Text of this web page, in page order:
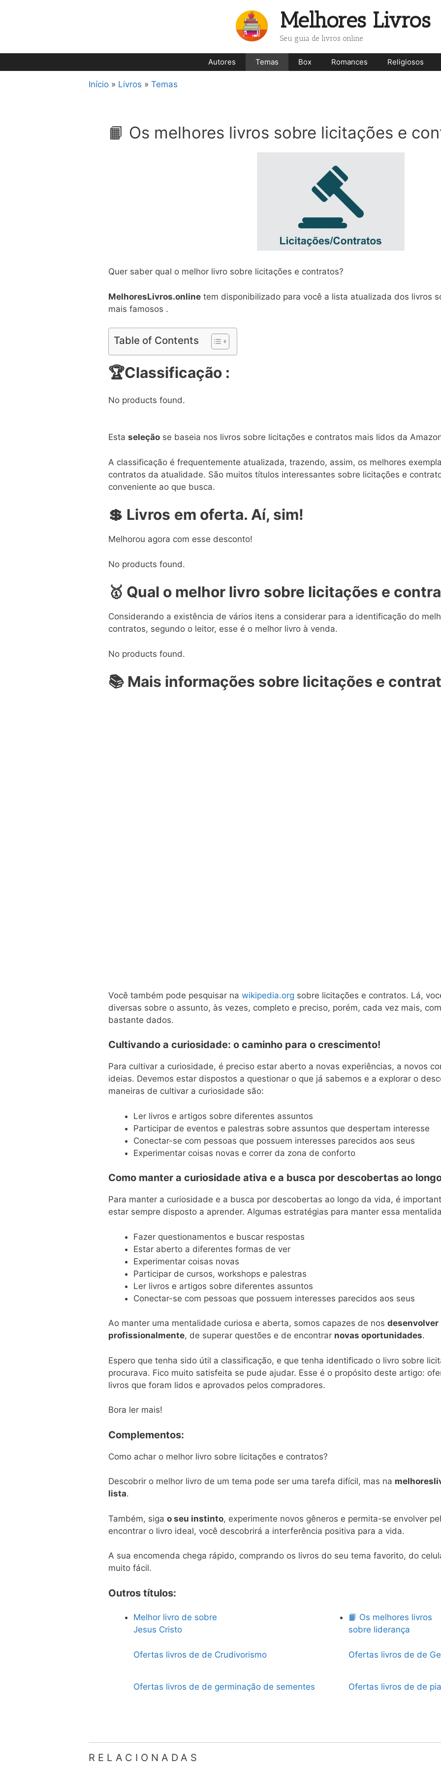
Melhores Livros
Seu guia de livros online
Autores Temas Box Romances Religiosos
Início» Livros » Temas
📙 Os melhores livros sobre licitações e
Quer saber qual o melhor livro sobre licitações e contratos?
MelhoresLivros.onlinetem disponibilizado para você a lista atualizada dos livros
mais famosos .
Table of Contents
🏆Classificação :
No products found.
Esta seleçãose baseia nos livros sobre licitações e contratos mais lidos da
A classificação é frequentemente atualizada, trazendo, assim, os melhores
contratos da atualidade. São muitos títulos interessantes sobre licitações e
conveniente ao que busca.
💲 Livros em oferta. Aí, sim!
Melhorou agora com esse desconto!
No products found.
🥇 Qual o melhor livro sobre licitações e
Considerando a existência de vários itens a considerar para a identificação do
contratos, segundo o leitor, esse é o melhor livro à venda.
No products found.
📚Mais informações sobre licitações e
Você também pode pesquisar na wikipedia.org sobre licitações e contratos. Lá,
diversas sobre o assunto, às vezes, completo e preciso, porém, cada vez mais,
bastante dados.
Cultivando a curiosidade: o caminho para o crescimento!
Para cultivar a curiosidade, é preciso estar aberto a novas experiências, a novos
ideias. Devemos estar dispostos a questionar o que já sabemos e a explorar o
maneiras de cultivar a curiosidade são:
Ler livros e artigos sobre diferentes assuntos
Participar de eventos e palestras sobre assuntos que despertam interesse
Conectar-se com pessoas que possuem interesses parecidos aos seus
Experimentar coisas novas e correr da zona de conforto
Como manter a curiosidade ativa e a busca por descobertas ao
Para manter a curiosidade e a busca por descobertas ao longo da vida, é
estar sempre disposto a aprender. Algumas estratégias para manter essa
Fazer questionamentos e buscar respostas
Estar aberto a diferentes formas de ver
Experimentar coisas novas
Participar de cursos, workshops e palestras
Ler livros e artigos sobre diferentes assuntos
Conectar-se com pessoas que possuem interesses parecidos aos seus
Ao manter uma mentalidade curiosa e aberta, somos capazes de nos desenvolver
profissionalmente, de superar questões e de encontrar novas oportunidades.
Espero que tenha sido útil a classificação, e que tenha identificado o livro sobre
procurava. Fico muito satisfeita se pude ajudar. Esse é o propósito deste artigo:
livros que foram lidos e aprovados pelos compradores.
Bora ler mais!
Complementos:
Como achar o melhor livro sobre licitações e contratos?
Descobrir o melhor livro de um tema pode ser uma tarefa difícil, mas na
lista.
Também, siga o seu instinto, experimente novos gêneros e permita-se envolver
encontrar o livro ideal, você descobrirá a interferência positiva para a vida.
A sua encomenda chega rápido, comprando os livros do seu tema favorito, do
muito fácil.
Outros títulos:
Melhor livro de sobre
Jesus Cristo
📙 Os melhores livros
sobre liderança
Ofertas livros de de Crudivorismo Ofertas livros de de
Ofertas livros de de germinação de sementes Ofertas livros de de
RELACIONADAS